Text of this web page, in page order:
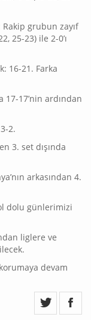
Rakip grubun zayıf
25-23) ile 2-0’ı
16-21. Farka
17-17’nin ardından
2.
3. set dışında
arkasından 4.
dolu günlerimizi
liglere ve
devam